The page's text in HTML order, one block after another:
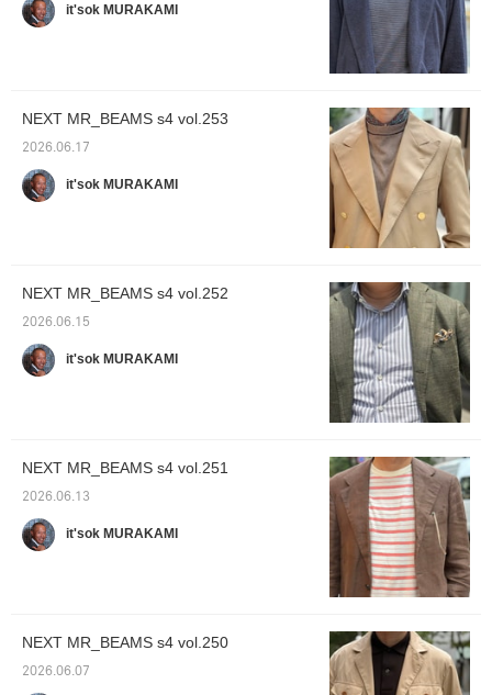
it'sok MURAKAMI
NEXT MR_BEAMS s4 vol.253
2026.06.17
it'sok MURAKAMI
NEXT MR_BEAMS s4 vol.252
2026.06.15
it'sok MURAKAMI
NEXT MR_BEAMS s4 vol.251
2026.06.13
it'sok MURAKAMI
NEXT MR_BEAMS s4 vol.250
2026.06.07